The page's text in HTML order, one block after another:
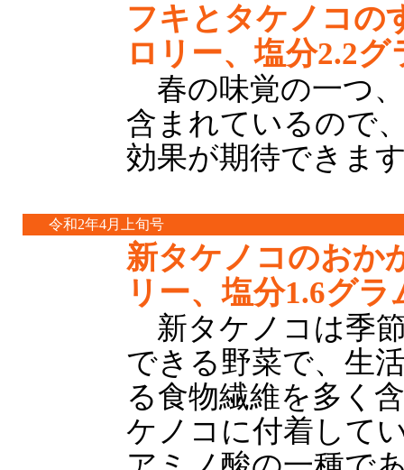
フキとタケノコの
ロリー、塩分2.2グ
春の味覚の一つ
含まれているので
効果が期待できま
令和2年4月上旬号
新タケノコのおか
リー、塩分1.6グラ
新タケノコは季
できる野菜で、生
る食物繊維を多く
ケノコに付着して